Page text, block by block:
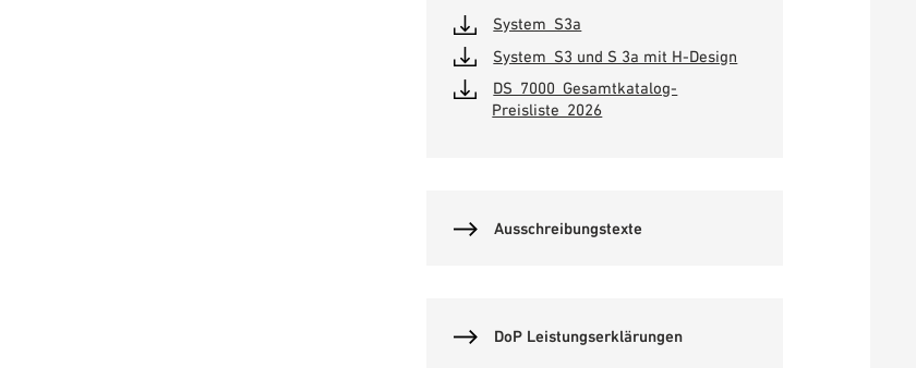
System_S3a
System_S3 und S 3a mit H-Design
DS_7000_Gesamtkatalog-
Preisliste_2026
Ausschreibungstexte
DoP Leistungserklärungen